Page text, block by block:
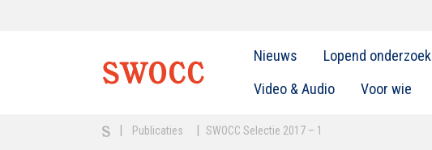
Nieuws Lopend onderzoek
Video & Audio
Voor wie
| Publicaties | SWOCC Selectie 2017 – 1